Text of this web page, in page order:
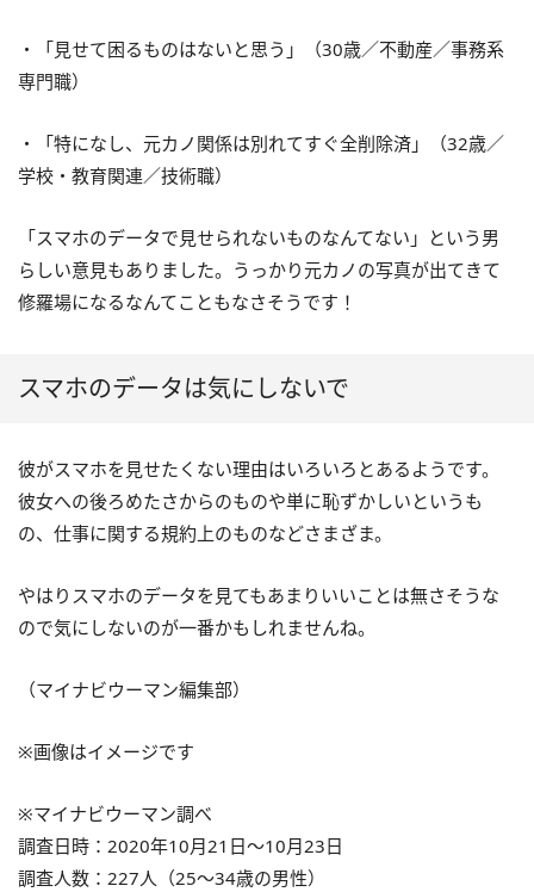
・「見せて困るものはないと思う」（30歳／不動産／事務系
専門職）
・「特になし、元カノ関係は別れてすぐ全削除済」（32歳／
学校・教育関連／技術職）
「スマホのデータで見せられないものなんてない」という男
らしい意見もありました。うっかり元カノの写真が出てきて
修羅場になるなんてこともなさそうです！
スマホのデータは気にしないで
彼がスマホを見せたくない理由はいろいろとあるようです。
彼女への後ろめたさからのものや単に恥ずかしいというも
の、仕事に関する規約上のものなどさまざま。
やはりスマホのデータを見てもあまりいいことは無さそうな
ので気にしないのが一番かもしれませんね。
（マイナビウーマン編集部）
※画像はイメージです
※マイナビウーマン調べ
調査日時：2020年10月21日～10月23日
調査人数：227人（25～34歳の男性）